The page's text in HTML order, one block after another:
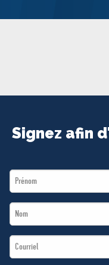
Signez afin
First
Name
Last
Name
Email
*